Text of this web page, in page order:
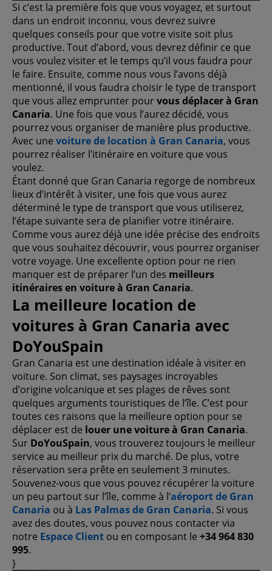
Si c’est la première fois que vous voyagez, et surtout
dans un endroit inconnu, vous devrez suivre
quelques conseils pour que votre visite soit plus
productive. Tout d’abord, vous devrez définir ce que
vous voulez visiter et le temps qu’il vous faudra pour
le faire. Ensuite, comme nous vous l’avons déjà
mentionné, il vous faudra choisir le type de transport
que vous allez emprunter pourvous déplacer à Gran
Canaria. Une fois que vous l’aurez décidé, vous
pourrez vous organiser de manière plus productive.
Avec une voiture de location à Gran Canaria, vous
pourrez réaliser l’itinéraire en voiture que vous
voulez.
Étant donné que Gran Canaria regorge de nombreux
lieux d’intérêt à visiter, une fois que vous aurez
déterminé le type de transport que vous utiliserez,
l’étape suivante sera de planifier votre itinéraire.
Comme vous aurez déjà une idée précise des endroits
que vous souhaitez découvrir, vous pourrez organiser
votre voyage. Une excellente option pour ne rien
manquer est de préparer l’un des meilleurs
itinéraires en voiture à Gran Canaria.
La meilleure location de
voitures à Gran Canaria avec
DoYouSpain
Gran Canaria est une destination idéale à visiter en
voiture. Son climat, ses paysages incroyables
d’origine volcanique et ses plages de rêves sont
quelques arguments touristiques de l’île. C’est pour
toutes ces raisons que la meilleure option pour se
déplacer est de louer une voiture à Gran Canaria.
Sur DoYouSpain, vous trouverez toujours le meilleur
service au meilleur prix du marché. De plus, votre
réservation sera prête en seulement 3 minutes.
Souvenez-vous que vous pouvez récupérer la voiture
un peu partout sur l’île, comme à l’aéroport de Gran
Canaria ou à Las Palmas de Gran Canaria. Si vous
avez des doutes, vous pouvez nous contacter via
notre Espace Client ou en composant le +34 964 830
995.
}